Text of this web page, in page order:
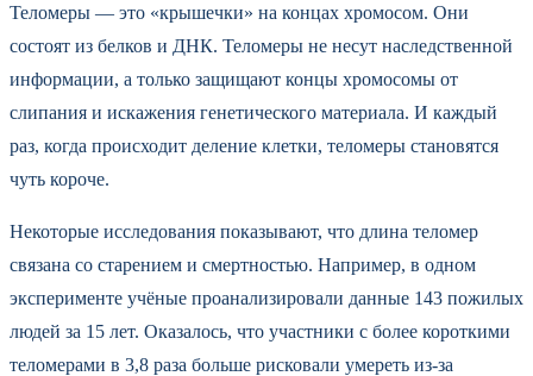
Теломеры — это «крышечки» на концах хромосом. Они
состоят из белков и ДНК. Теломеры не несут наследственной
информации, а только защищают концы хромосомы от
слипания и искажения генетического материала. И каждый
раз, когда происходит деление клетки, теломеры становятся
чуть короче.
Некоторые исследования показывают, что длина теломер
связана со старением и смертностью. Например, в одном
эксперименте учёные проанализировали данные 143 пожилых
людей за 15 лет. Оказалось, что участники с более короткими
теломерами в 3,8 раза больше рисковали умереть из-за